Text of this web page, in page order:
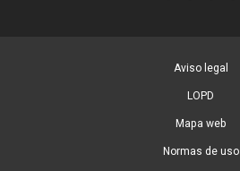
Aviso legal
LOPD
Mapa web
Normas de uso